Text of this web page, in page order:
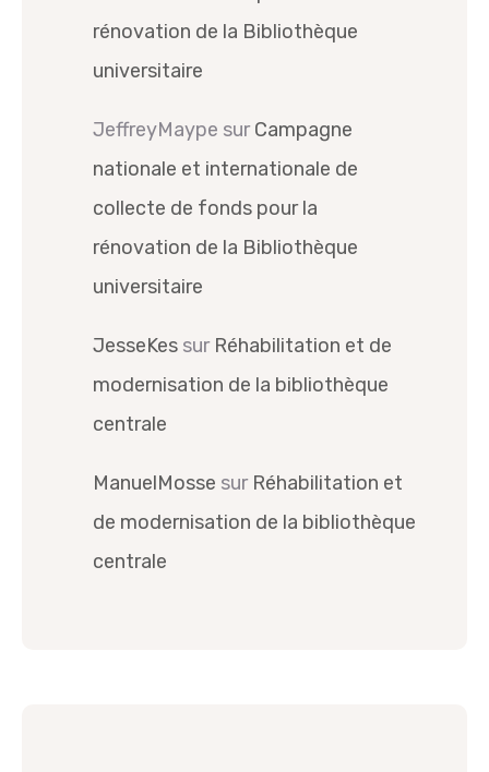
rénovation de la Bibliothèque
universitaire
JeffreyMaype surCampagne
nationale et internationale de
collecte de fonds pour la
rénovation de la Bibliothèque
universitaire
JesseKes sur Réhabilitation et de
modernisation de la bibliothèque
centrale
ManuelMosse sur Réhabilitation et
de modernisation de la bibliothèque
centrale